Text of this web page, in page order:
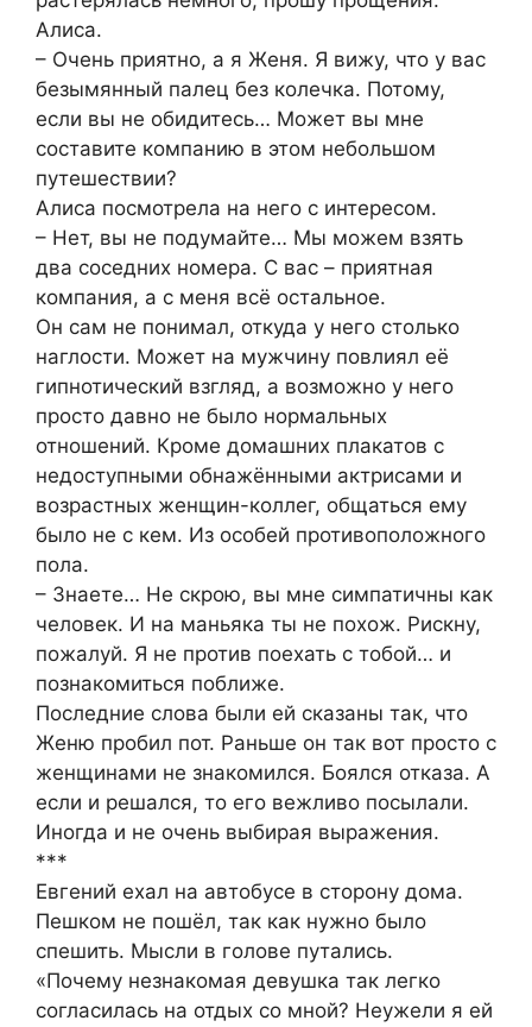
Алиса.
– Очень приятно, а я Женя. Я вижу, что у вас
безымянный палец без колечка. Потому,
если вы не обидитесь… Может вы мне
составите компанию в этом небольшом
путешествии?
Алиса посмотрела на него с интересом.
– Нет, вы не подумайте… Мы можем взять
два соседних номера. С вас – приятная
компания, а с меня всё остальное.
Он сам не понимал, откуда у него столько
наглости. Может на мужчину повлиял её
гипнотический взгляд, а возможно у него
просто давно не было нормальных
отношений. Кроме домашних плакатов с
недоступными обнажёнными актрисами и
возрастных женщин-коллег, общаться ему
было не с кем. Из особей противоположного
пола.
– Знаете… Не скрою, вы мне симпатичны как
человек. И на маньяка ты не похож. Рискну,
пожалуй. Я не против поехать с тобой… и
познакомиться поближе.
Последние слова были ей сказаны так, что
Женю пробил пот. Раньше он так вот просто с
женщинами не знакомился. Боялся отказа. А
если и решался, то его вежливо посылали.
Иногда и не очень выбирая выражения.
***
Евгений ехал на автобусе в сторону дома.
Пешком не пошёл, так как нужно было
спешить. Мысли в голове путались.
«Почему незнакомая девушка так легко
согласилась на отдых со мной? Неужели я ей